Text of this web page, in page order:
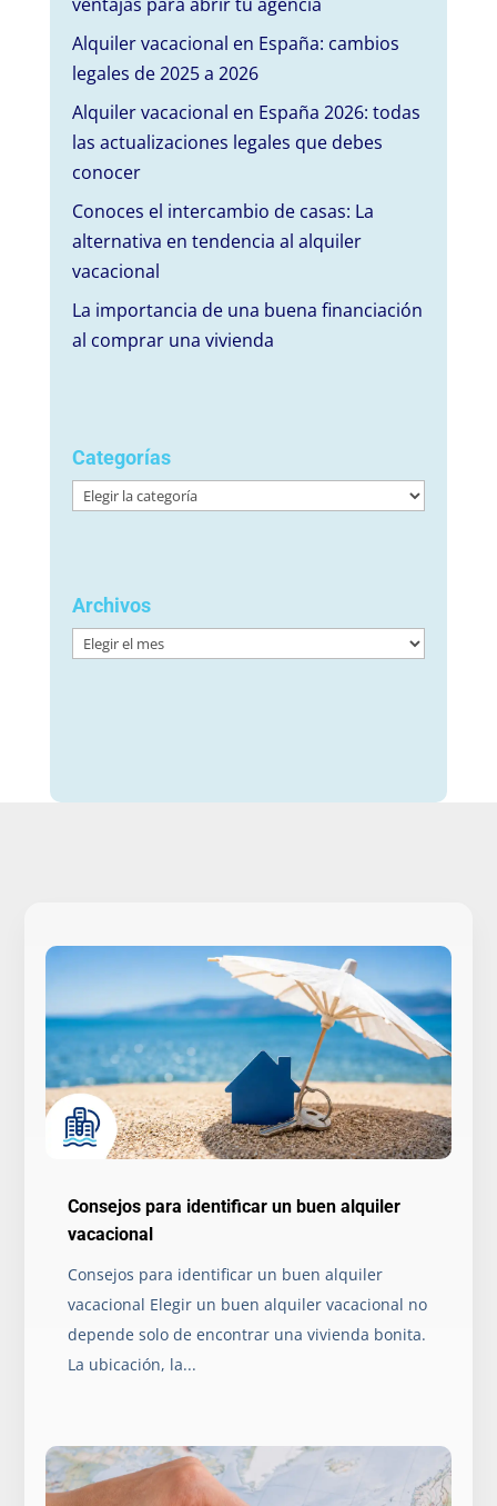
Alquiler vacacional en España: cambios
legales de 2025 a 2026
Alquiler vacacional en España 2026: todas
las actualizaciones legales que debes
conocer
Conoces el intercambio de casas: La
alternativa en tendencia al alquiler
vacacional
La importancia de una buena financiación
al comprar una vivienda
Categorías
Categorías
Archivos
Archivos
Consejos para identificar un buen alquiler
vacacional
Consejos para identificar un buen alquiler
vacacional Elegir un buen alquiler vacacional no
depende solo de encontrar una vivienda bonita.
La ubicación, la...